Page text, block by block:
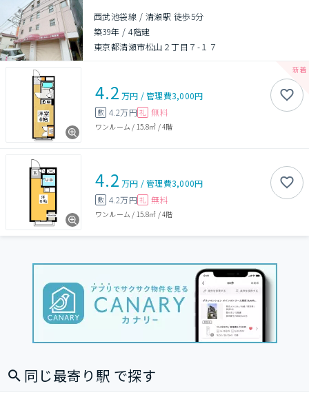
西武池袋線 / 清瀬駅 徒歩5分
築39年 /4階建
東京都清瀬市松山２丁目７-１７
4.2 万円 /管理費3,000円
敷 4.2万円 礼 無料
ワンルーム / 15.8㎡ /4階
4.2 万円 /管理費3,000円
敷 4.2万円 礼 無料
ワンルーム / 15.8㎡ /4階
同じ最寄り駅 で探す